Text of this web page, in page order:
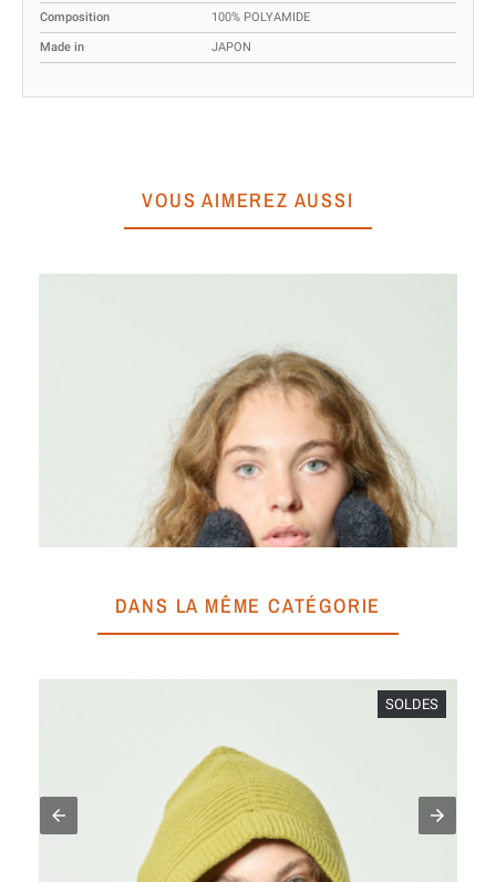
Composition 100% POLYAMIDE
Made in JAPON
VOUS AIMEREZ AUSSI
DANS LA MÊME CATÉGORIE
SOLDES